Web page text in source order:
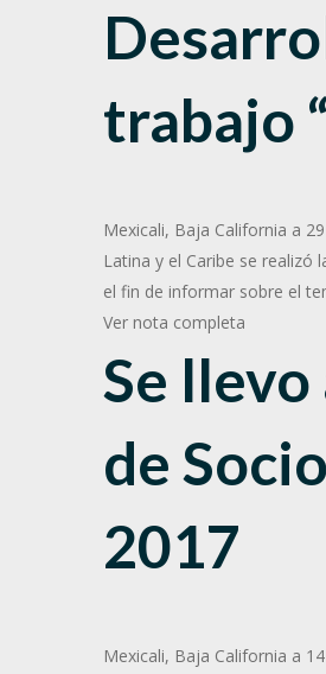
trabajo
Mexicali, Baja California a
Latina y el Caribe se realizó
el fin de informar sobre el
Ver nota completa
Se llevo
de
2017
Mexicali, Baja California a